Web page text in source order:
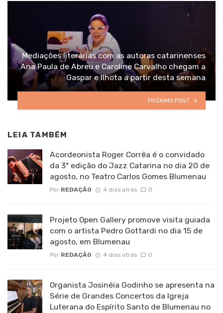
Mediações literárias com as autoras catarinenses
Ana Paula de Abreu e Caroline Carvalho chegam a
Gaspar e Ilhota a partir desta semana
PRÓXIMO POST
LEIA TAMBÉM
Acordeonista Roger Corrêa é o convidado
da 3ª edição do Jazz Catarina no dia 20 de
agosto, no Teatro Carlos Gomes Blumenau
Por REDAÇÃO 4 dias atrás 0
Projeto Open Gallery promove visita guiada
com o artista Pedro Gottardi no dia 15 de
agosto, em Blumenau
Por REDAÇÃO 4 dias atrás 0
Organista Josinéia Godinho se apresenta na
Série de Grandes Concertos da Igreja
Luterana do Espírito Santo de Blumenau no